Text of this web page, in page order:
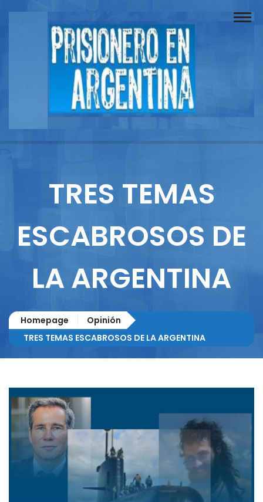
Buscador
Documentos
Columnistas
TRES TEMAS
ESCABROSOS DE
LA ARGENTINA
Homepage
Opinión
TRES TEMAS ESCABROSOS DE LA ARGENTINA